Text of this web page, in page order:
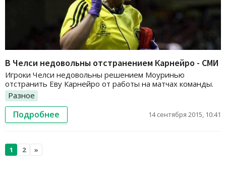
В Челси недовольны отстранением Карнейро - СМИ
Игроки Челси недовольны решением Моуринью
отстранить Еву Карнейро от работы на матчах команды.
Разное
Подробнее 14 сентября 2015, 10:41
1 2 »